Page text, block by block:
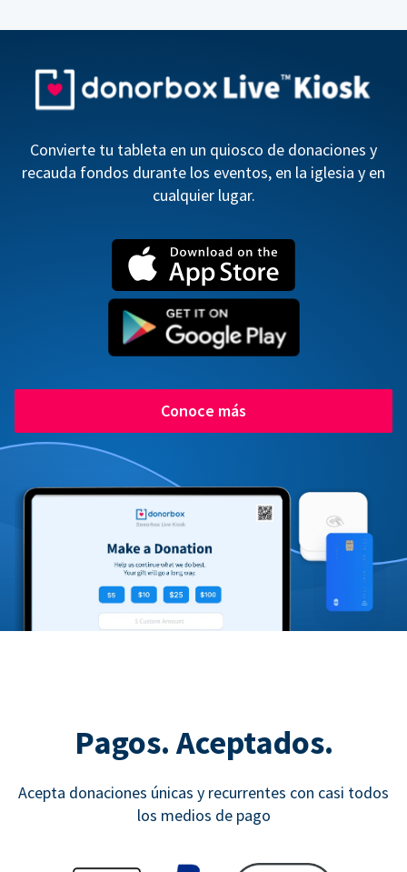
Convierte tu tableta en un quiosco de donaciones y
recauda fondos durante los eventos, en la iglesia y en
cualquier lugar.
Conoce más
Pagos. Aceptados.
Acepta donaciones únicas y recurrentes con casi todos
los medios de pago